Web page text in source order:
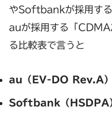
やSoftbankが採用す
auが採用する「
る比較表で言うと
au（EV-DO Rev.A
Softbank（HSDPA